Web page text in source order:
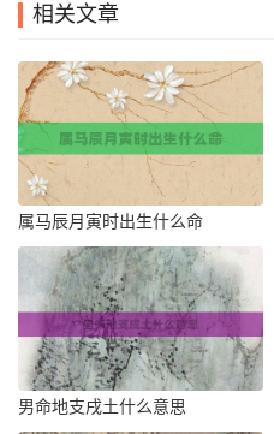
相关文章
属马辰月寅时出生什么命
男命地支戌土什么意思